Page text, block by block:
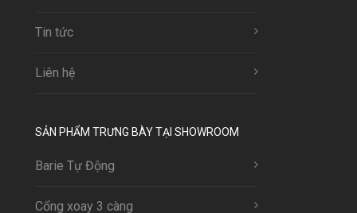
Tin tức
Liên hệ
SẢN PHẨM TRƯNG BÀY TẠI SHOWROOM
Barie Tự Động
Cổng xoay 3 càng